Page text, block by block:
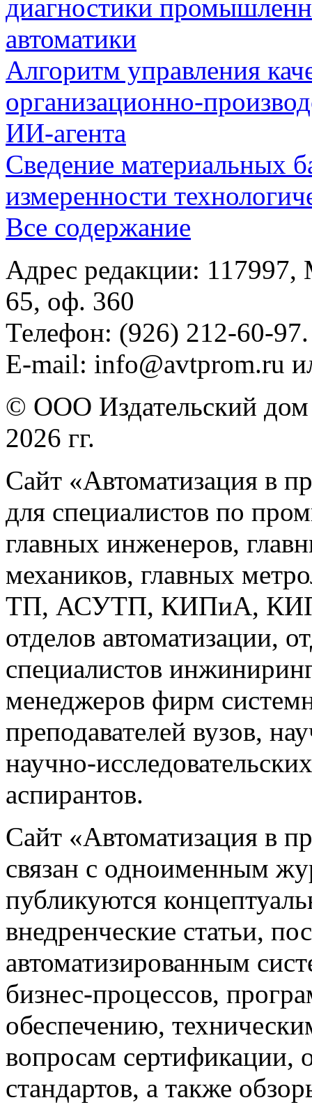
диагностики
автоматики
Алгоритм управления
организационно-
ИИ-агента
Сведение материальных
измеренности
Все содержание
Адрес редакции:
65, оф. 360
Телефон: (926) 212-60-97.
E-mail: info@avtprom.ru
© ООО Издательский
2026 гг.
Сайт «Автоматизация в
для специалистов по
главных инженеров,
механиков, главных
ТП, АСУТП, КИПиА, КИП
отделов автоматизации,
специалистов
менеджеров фирм
преподавателей вузов,
научно-
аспирантов.
Сайт «Автоматизация в
связан с одноименным
публикуются
внедренческие статьи,
автоматизированным
бизнес-процессов,
обеспечению,
вопросам
стандартов, а также